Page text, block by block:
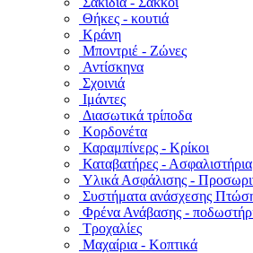
Θήκες - κουτιά
Κράνη
Μποντριέ - Ζώνες
Αντίσκηνα
Σχοινιά
Ιμάντες
Διασωτικά τρίποδα
Κορδονέτα
Καραμπίνερς - Κρίκοι
Καταβατήρες - Ασφαλιστήρια
Υλικά Ασφάλισης -
Συστήματα ανάσχεσης
Φρένα Ανάβασης -
Τροχαλίες
Μαχαίρια - Κοπτικά